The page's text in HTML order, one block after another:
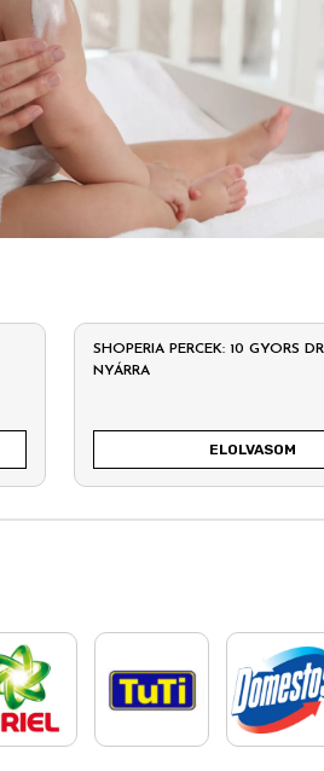
SHOPERIA PERCEK: 10 GYORS
NYÁRRA
ELOLVASOM